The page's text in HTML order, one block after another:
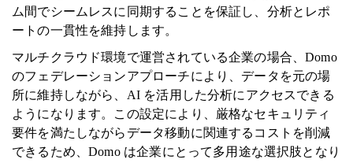
ム間でシームレスに同期することを保証し、分析とレポ
ートの一貫性を維持します。
マルチクラウド環境で運営されている企業の場合、Domo
のフェデレーションアプローチにより、データを元の場
所に維持しながら、AI を活用した分析にアクセスできる
ようになります。この設定により、厳格なセキュリティ
要件を満たしながらデータ移動に関連するコストを削減
できるため、Domo は企業にとって多用途な選択肢となり